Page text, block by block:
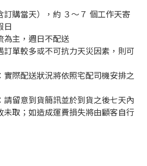
訂購當天），約 ３～７ 個工作天寄
日
為主，週日不配送
訂單較多或不可抗力天災因素，則可
際配送狀況將依照宅配司機安排之
留意到貨簡訊並於到貨之後七天內
未取；如造成運費損失將由顧客自行